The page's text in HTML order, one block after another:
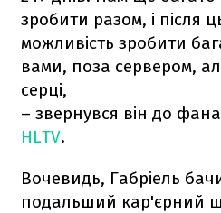
зробити разом, і після
можливість зробити
вами, поза сервером,
серці,
– звернувся він до
HLTV.
Вочевидь, Габріель
подальший кар'єрний